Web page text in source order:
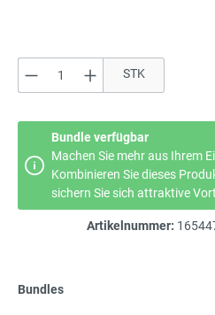
Produkt Anzahl: Gib
STK
Bundle verfügbar
Machen Sie mehr aus Ihrem
Kombinieren Sie dieses
sichern Sie sich attraktive
Artikelnummer:
Bundles